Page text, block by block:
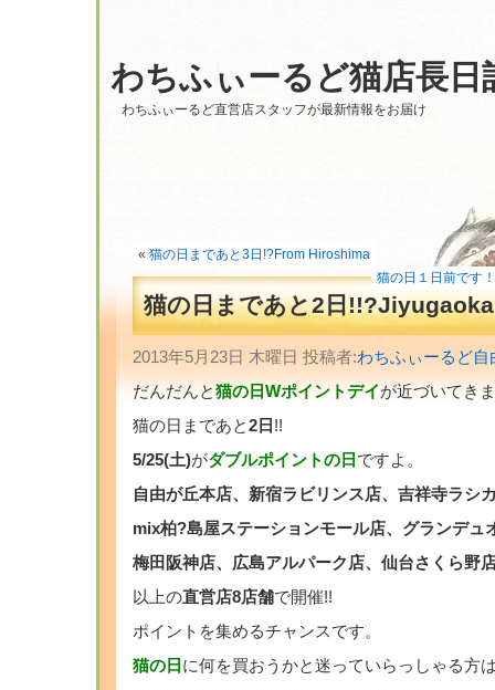
わちふぃーるど猫店長日
わちふぃーるど直営店スタッフが最新情報をお届け
« 猫の日まであと3日!?From Hiroshima
猫の日１日前です
猫の日まであと2日
2013年5月23日 木曜日 投稿者:わちふぃーるど自
だんだんと猫の日Wポイントデイが近づいてき
猫の日まであと2日 !!
5/25(土)がダブルポイントの日 ですよ。
自由が丘本店、新宿ラビリンス店、吉祥寺ラシ
mix柏?島屋ステーションモール店、グランデュ
梅田阪神店、広島アルパーク店、仙台さくら野
以上の直営店8店舗で開催!!
ポイントを集めるチャンスです。
猫の日 に何を買おうかと迷っていらっしゃる方